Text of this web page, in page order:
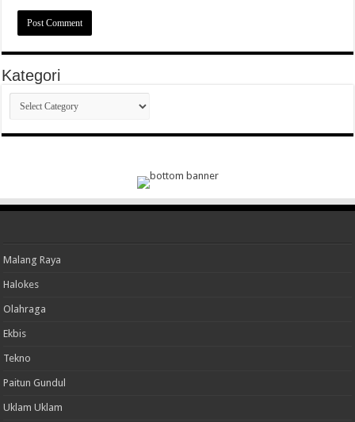
Kategori
Kategori
Malang Raya
Halokes
Olahraga
Ekbis
Tekno
Paitun Gundul
Uklam Uklam